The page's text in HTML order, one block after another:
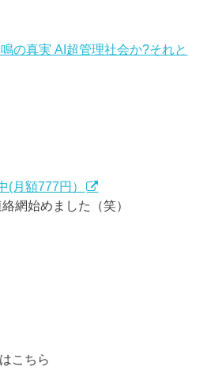
の真実 AI超管理社会か?それと
(月額777円）
網始めました（笑）
こちら